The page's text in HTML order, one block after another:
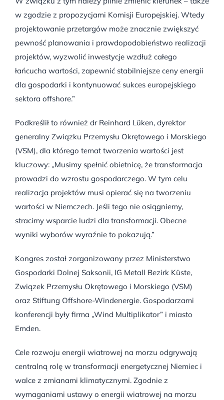
w zgodzie z propozycjami Komisji Europejskiej. Wtedy
projektowanie przetargów może znacznie zwiększyć
pewność planowania i prawdopodobieństwo realizacji
projektów, wyzwolić inwestycje wzdłuż całego
łańcucha wartości, zapewnić stabilniejsze ceny energii
dla gospodarki i kontynuować sukces europejskiego
sektora offshore.”
Podkreślił to również dr Reinhard Lüken, dyrektor
generalny Związku Przemysłu Okrętowego i Morskiego
(VSM), dla którego temat tworzenia wartości jest
kluczowy: „Musimy spełnić obietnicę, że transformacja
prowadzi do wzrostu gospodarczego. W tym celu
realizacja projektów musi opierać się na tworzeniu
wartości w Niemczech. Jeśli tego nie osiągniemy,
stracimy wsparcie ludzi dla transformacji. Obecne
wyniki wyborów wyraźnie to pokazują.”
Kongres został zorganizowany przez Ministerstwo
Gospodarki Dolnej Saksonii, IG Metall Bezirk Küste,
Związek Przemysłu Okrętowego i Morskiego (VSM)
oraz Stiftung Offshore-Windenergie. Gospodarzami
konferencji były firma „Wind Multiplikator” i miasto
Emden.
Cele rozwoju energii wiatrowej na morzu odgrywają
centralną rolę w transformacji energetycznej Niemiec i
walce z zmianami klimatycznymi. Zgodnie z
wymaganiami ustawy o energii wiatrowej na morzu